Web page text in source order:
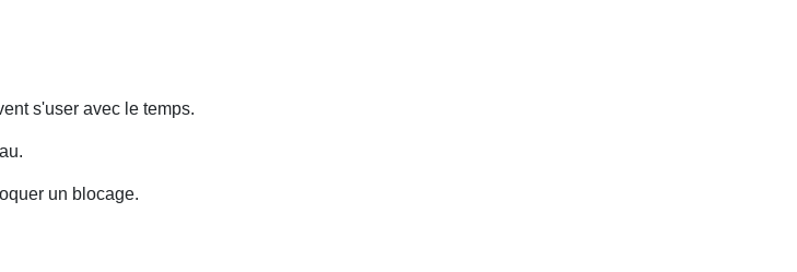
s'user avec le temps.
un blocage.